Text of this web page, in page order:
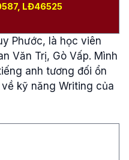
LĐ46525
Phước, là học viên
Văn Trị, Gò Vấp. Mình
anh tương đối ổn
về kỹ năng Writing của